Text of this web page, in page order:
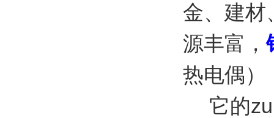
金、建材
源丰富，
热电偶）
它的zui